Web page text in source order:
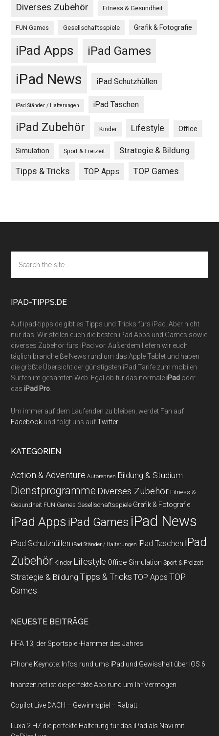
Diverses Zubehör Fitness & Gesundheit
FUN Games Gesellschaftsspiele Grafik & Fotografie
iPad Apps iPad Games
iPad News iPad Schutzhüllen
iPad Ständer / Halterungen iPad Taschen
iPad Zubehör Kinder Lifestyle Office
Simulation Sport & Freizeit Strategie & Bildung
Tipps & Tricks TOP Apps TOP Games
Footer
the
site
IPAD-TIPPS.DE
Auf ipad-tipps.de gibt es Tipps und Tricks fürs iPad. Aber nicht
nur das! Wir stellen euch die besten iPad Apps und Games sowie
diverses Zubehör fürs iPad vor. Außerdem liefern wir euch
täglich brandheiße News rund um das Apple Tablet und haben
die größte Übersicht der günstigsten iPad Tarife zum mobilen
Surfen im gesamten Web. Egal ob für das normaleiPad oder
dasiPad Pro
Um immer auf dem Laufenden zu bleiben, werdet Fan auf
Facebook und folgt uns aufTwitter.
KATEGORIEN
Action & Adventure Autorennen Bildung & Studium
Dienstprogramme Diverses Zubehör Fitness &
Gesundheit FUN Games Gesellschaftsspiele Grafik & Fotografie
iPad Apps iPad Games iPad News
iPad Schutzhüllen iPad Ständer / Halterungen iPad Taschen iPad
Zubehör Kinder Lifestyle Office Simulation Sport & Freizeit
Strategie & Bildung Tipps & Tricks TOP Apps TOP
Games
NEUESTE BEITRÄGE
FIFA 13, der Sportspiel-Hammer des Jahres
iPhone Keynote: Infos rund ums iPad und Gewissheit über iOS 6
finanzen.net ist die perfekte App rund um Ihr Vermögen
Copilot Live DACH – Gewinnspiel – Rabatt
Luxa 2 H7 die perfekte Halterung für das iPad als Navi mit